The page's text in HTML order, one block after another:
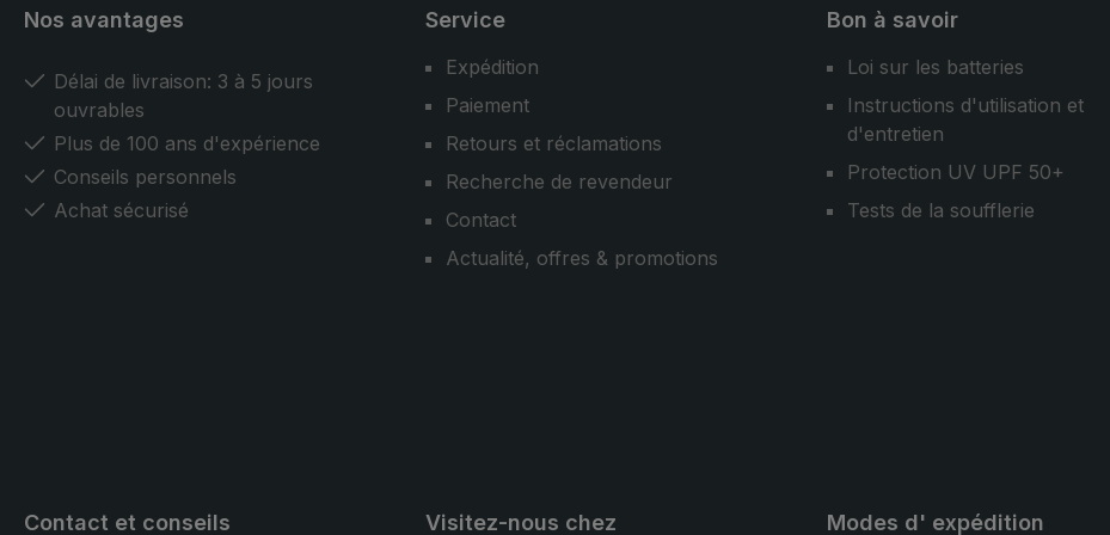
Nos avantages
Délai de livraison: 3 à 5 jours
ouvrables
Plus de 100 ans d'expérience
Conseils personnels
Achat sécurisé
Service
Expédition
Paiement
Retours et réclamations
Recherche de revendeur
Contact
Actualité, offres & promotions
Bon à savoir
Loi sur les batteries
Instructions d'utilisation et
d'entretien
Protection UV UPF 50+
Tests de la soufflerie
Visitez-nous chez
Contact et conseils Modes d' expédition